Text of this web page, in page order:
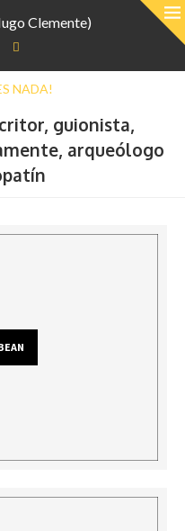
Clemente)
guionista,
arqueólogo